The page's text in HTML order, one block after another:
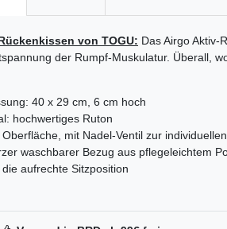
von TOGU: Das Airgo Aktiv-
der Rumpf-Muskulatur. Überall,
40 x 29 cm, 6 cm hoch
hochwertiges Ruton
mit Nadel-Ventil zur
waschbarer Bezug aus pflegeleichtem
aufrechte Sitzposition